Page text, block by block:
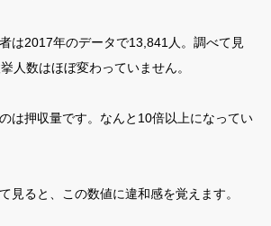
は2017年のデータで13,841人。調べて見
人数はほぼ変わっていません。
は押収量です。なんと10倍以上になってい
見ると、この数値に違和感を覚えます。